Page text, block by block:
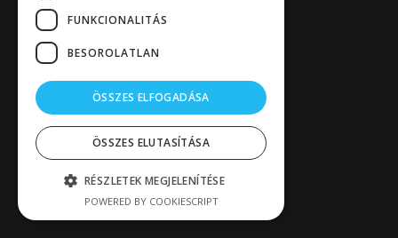
FUNKCIONALITÁS
BESOROLATLAN
ÖSSZES ELFOGADÁSA
ÖSSZES ELUTASÍTÁSA
RÉSZLETEK MEGJELENÍTÉSE
POWERED BY COOKIESCRIPT